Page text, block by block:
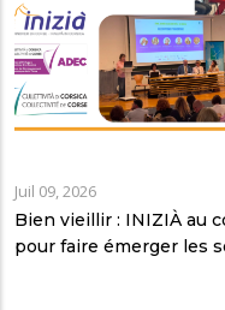
Juil 09, 2026
Bien vieillir : INIZIÀ au
pour faire émerger les